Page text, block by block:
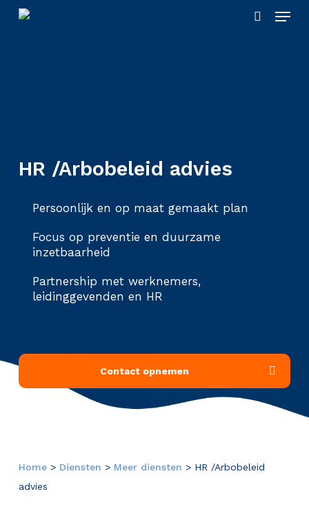
Skip
Menu
HR /Arbobeleid advies
Persoonlijk en op maat gemaakt plan
Focus op preventie en duurzame
inzetbaarheid
Partnership met werknemers,
leidinggevenden en HR
Contact opnemen
Home> Diensten > Meer diensten > HR /Arbobeleid
advies